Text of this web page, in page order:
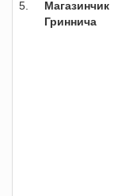
5.
Магазинчик
Гриннича